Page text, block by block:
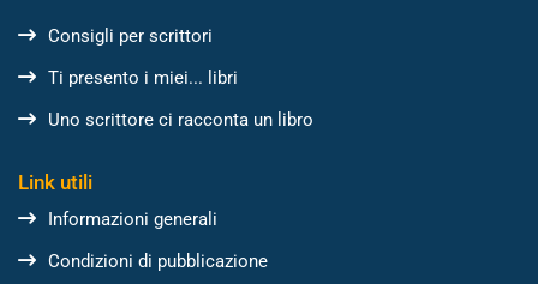
Consigli per scrittori
Ti presento i miei... libri
Uno scrittore ci racconta un libro
Link utili
Informazioni generali
Condizioni di pubblicazione